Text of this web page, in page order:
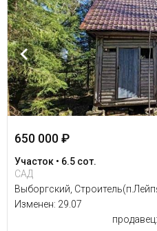
650 000 ₽
Участок • 6.5 сот.
САД
Выборгский,
Изменен: 29.07